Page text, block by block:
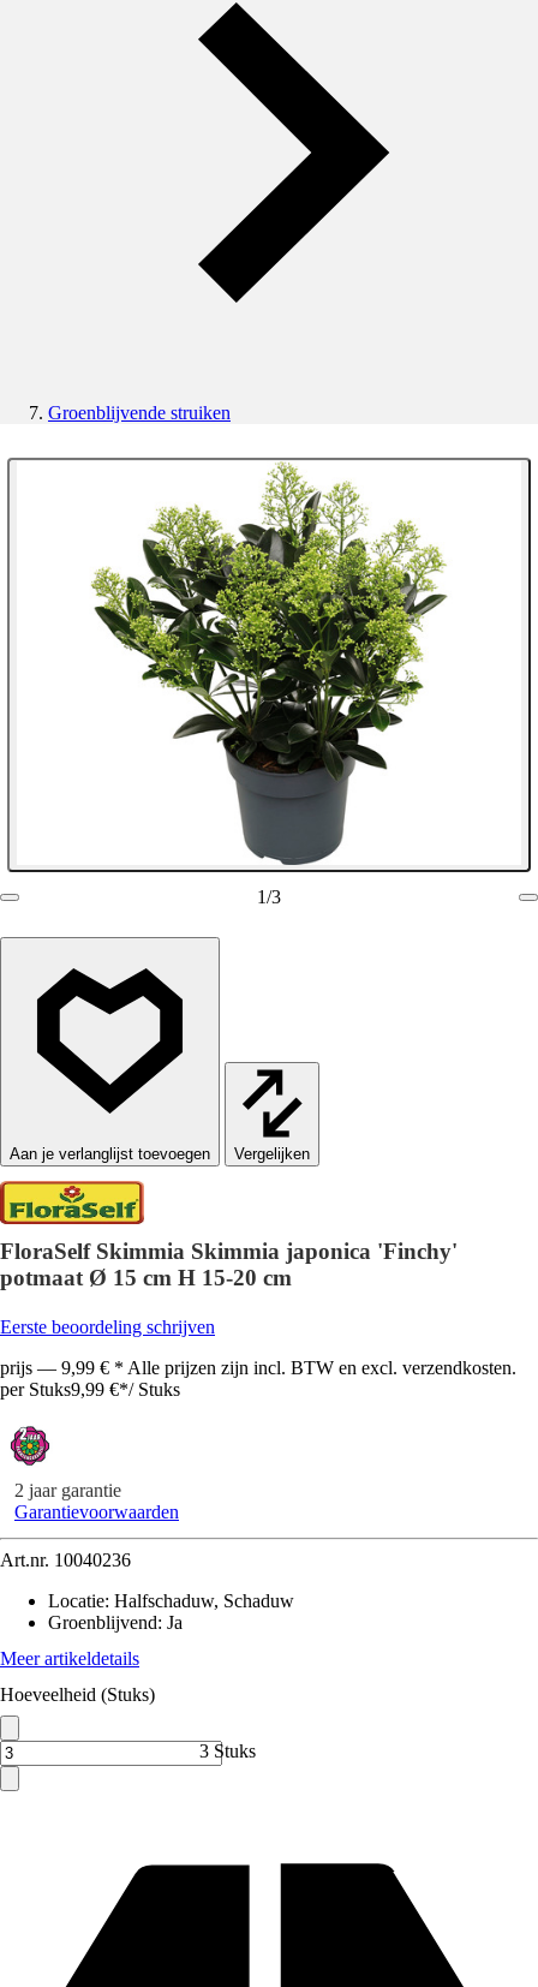
Groenblijvende struiken
1/3
Vergelijken
FloraSelf Skimmia Skimmia japonica 'Finchy'
potmaat Ø 15 cm H 15-20 cm
Eerste beoordeling schrijven
prijs — 9,99 € * Alle prijzen zijn incl. BTW en excl. verzendkosten.
per Stuks9,99 €*/ Stuks
2 jaar garantie
Garantievoorwaarden
Art.nr. 10040236
Locatie: Halfschaduw, Schaduw
Groenblijvend: Ja
Meer artikeldetails
Hoeveelheid (Stuks)
3 Stuks